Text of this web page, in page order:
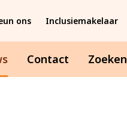
Contact Zoeken
ons Inclusiemakelaar